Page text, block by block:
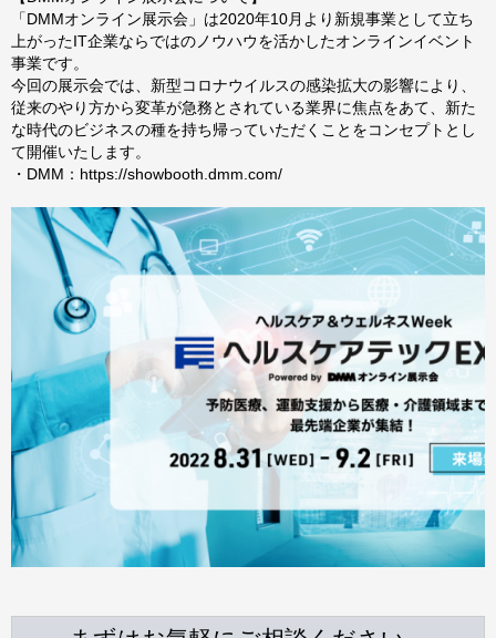
「DMMオンライン展示会」は2020年10月より新規事業として立ち
上がったIT企業ならではのノウハウを活かしたオンラインイベント
事業です。
今回の展示会では、新型コロナウイルスの感染拡大の影響により、
従来のやり方から変革が急務とされている業界に焦点をあて、新た
な時代のビジネスの種を持ち帰っていただくことをコンセプトとし
て開催いたします。
・DMM： https://showbooth.dmm.com/